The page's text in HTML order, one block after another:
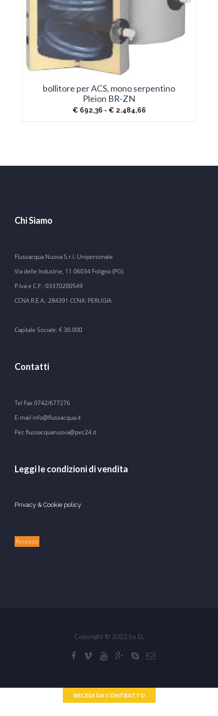
bollitore per ACS, mono serpentino
Pleion BR-ZN
€ 692,36 - € 2.484,66Fascia
Chi Siamo
Flussacqua Nuova S.r.l. Unipersonale
Via delle Industrie, 11 06034 Foligno (PG)
P.Iva e C.F.: 03370200549
CCNA R.E.A.: 284391 CCNA: PERUGIA
Capitale Sociale: € 30.000
Contatti
Tel Fax0742/677276
E-mail info@flussacqua.it
Pec flussacquanuova@pec24.it
Leggi le condizioni di vendita
Privacy & Cookie policy
Recesso
Copyright © 2022 by EL
RECEDI DA CONTRATTO